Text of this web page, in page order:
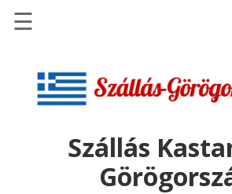
Szállások
Repülőjegy
pénzvisszatérítéssel
☰
Szállás